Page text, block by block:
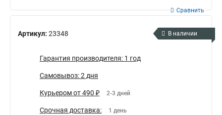
Артикул: 23348
Сравнить
В наличии
Гарантия производителя: 1 год
Самовывоз: 2 дня
Курьером от 490 ₽ 2-3 дней
Срочная доставка: 1 день